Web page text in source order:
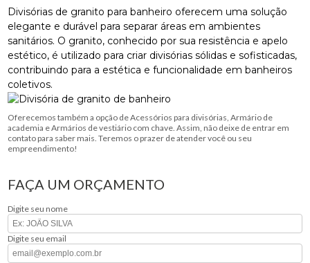
Divisórias de granito para banheiro oferecem uma solução
elegante e durável para separar áreas em ambientes
sanitários. O granito, conhecido por sua resistência e apelo
estético, é utilizado para criar divisórias sólidas e sofisticadas,
contribuindo para a estética e funcionalidade em banheiros
coletivos.
Oferecemos também a opção de Acessórios para divisórias, Armário de
academia e Armários de vestiário com chave. Assim, não deixe de entrar em
contato para saber mais. Teremos o prazer de atender você ou seu
empreendimento!
FAÇA UM ORÇAMENTO
Digite seu nome
Digite seu email